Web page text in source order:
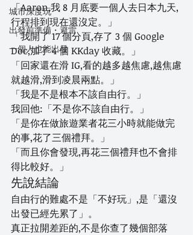
城市深度玩
出發前準備・避雷
一個人也能出發
「Aaron,我 8 月底要一個人去日本九天,
行程排到現在還沒定。」
「我開了 17 個分頁,存了 3 個 Google
Doc,加了 4 個 KKday 收藏。」
「回家還在滑 IG,看的越多越焦慮,越焦慮
就越滑,滑到凌晨兩點。」
「我是不是根本不該自由行。」
我回他:「不是你不該自由行。」
「是你在做旅遊業者花三小時就能做完
的事,花了三個禮拜。」
「而且你會發現,再花三個禮拜也不會排
得比較好。」
先說結論
自由行的難處不是「不好玩」,是「還沒
出發已經先累了」。
真正拉開差距的,不是你查了幾個部落